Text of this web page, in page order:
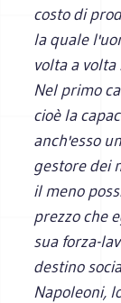
costo di
la quale
volta a
Nel primo
cioè la
anch'esso
gestore dei
il meno
prezzo che
sua forza-
destino
Napoleoni,